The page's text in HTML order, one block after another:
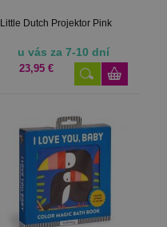
Little Dutch Projektor Pink
u vás za 7-10 dní
23,95 €